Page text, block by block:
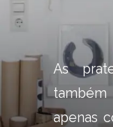
As
também
apenas